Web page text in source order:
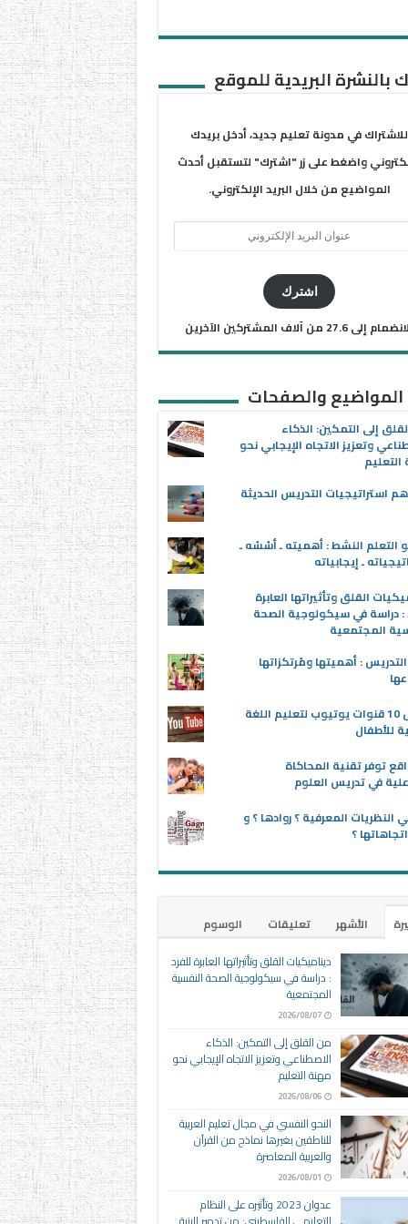
بالنشرة البريدية للموقع
للاشتراك في مدونة تعليم جديد، أدخل بريدك
واضغط على زر "اشترك" لتستقبل أحدث
المواضيع من خلال البريد الإلكتروني.
اشترك
إلى 27.6 من آلاف المشتركين الآخرين
المواضيع والصفحات
إلى التمكين: الذكاء
وتعزيز الاتجاه الإيجابي نحو
استراتيجيات التدريس الحديثة
التعلم النشط : أهميته ـ أسُسُه ـ
ـ إيجابياته
القلق وتأثيراتها العابرة
: دراسة في سيكولوجية الصحة
المجتمعية
: أهميتها ومُرتكزاتها
أفضل 10 قنوات يوتيوب لتعليم اللغة
للأطفال
توفر تقنية المحاكاة
في تدريس العلوم
النظريات المعرفية ؟ روادها ؟ و
؟
الأشهر تعليقات
الوسوم
ديناميكيات القلق وتأثيراتها العابرة للفرد
: دراسة في سيكولوجية الصحة النفسية
المجتمعية
2026/08/07
من القلق إلى التمكين: الذكاء
الاصطناعي وتعزيز الاتجاه الإيجابي نحو
مهنة التعليم
2026/08/06
النحو النفسي في مجال تعليم العربية
للناطقين بغيرها نماذج من القرآن
والعربية المعاصرة
2026/08/01
عدوان 2023 وتأثيره على النظام